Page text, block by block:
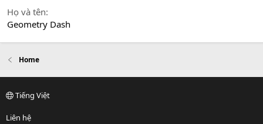
Họ và tên
Geometry Dash
Home
Tiếng Việt
Liên hệ